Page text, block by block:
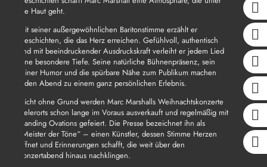
die Haut geht.
Mit seiner außergewöhnlichen Baritonstimme erzählt er
Geschichten, die das Herz erreichen. Gefühlvoll, authentisch
und mit beeindruckender Ausdruckskraft verleiht er jedem Lied
eine besondere Tiefe. Seine natürliche Bühnenpräsenz, sein
feiner Humor und die spürbare Nähe zum Publikum machen
jeden Abend zu einem ganz persönlichen Erlebnis.
Nicht ohne Grund werden Marc Marshalls Weihnachtskonzerte
vielerorts schon lange im Voraus ausverkauft und regelmäßig mit
Standing Ovations gefeiert. Die Presse bezeichnet ihn als
„Meister der Töne“ – einen Künstler, dessen Stimme Herzen
öffnet und Erinnerungen schafft, die weit über den
Konzertabend hinaus nachklingen.